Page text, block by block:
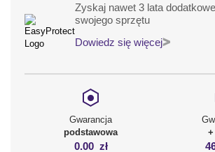
Zyskaj nawet 3 lata
swojego sprzętu
Dowiedz się więcej
Gwarancja
podstawowa
0.00 zł